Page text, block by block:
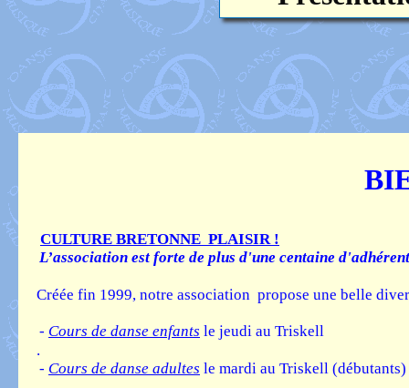
CULTURE BRETONNE PLAISIR !
L’association est forte de plus d'une centaine
Créée fin 1999, notre association propose une belle
- Cours de danse enfants le jeudi au Triskell
.
- Cours de danse adultes le mardi au Triskell (débutants)